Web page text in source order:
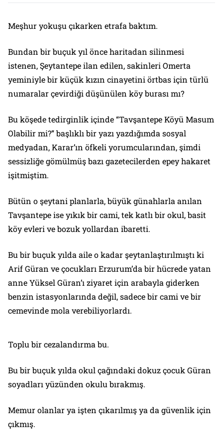
Meşhur yokuşu çıkarken etrafa baktım.
Bundan bir buçuk yıl önce haritadan silinmesi
istenen, Şeytantepe ilan edilen, sakinleri Omerta
yeminiyle bir küçük kızın cinayetini örtbas için türlü
numaralar çevirdiği düşünülen köy burası mı?
Bu köşede tedirginlik içinde “Tavşantepe Köyü Masum
Olabilir mi?” başlıklı bir yazı yazdığımda sosyal
medyadan, Karar’ın öfkeli yorumcularından, şimdi
sessizliğe gömülmüş bazı gazetecilerden epey hakaret
işitmiştim.
Bütün o şeytani planlarla, büyük günahlarla anılan
Tavşantepe ise yıkık bir cami, tek katlı bir okul, basit
köy evleri ve bozuk yollardan ibaretti.
Bu bir buçuk yılda aile o kadar şeytanlaştırılmıştı ki
Arif Güran ve çocukları Erzurum’da bir hücrede yatan
anne Yüksel Güran’ı ziyaret için arabayla giderken
benzin istasyonlarında değil, sadece bir cami ve bir
cemevinde mola verebiliyorlardı.
Toplu bir cezalandırma bu.
Bu bir buçuk yılda okul çağındaki dokuz çocuk Güran
soyadları yüzünden okulu bırakmış.
Memur olanlar ya işten çıkarılmış ya da güvenlik için
çıkmış.